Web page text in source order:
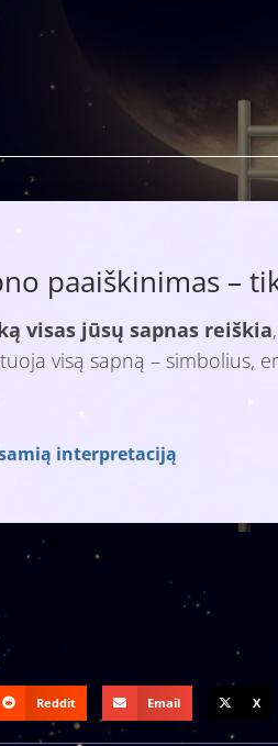
paaiškinimas –
visas jūsų sapnas reiškia
visą sapną – simbolius,
interpretaciją
Reddit Email X